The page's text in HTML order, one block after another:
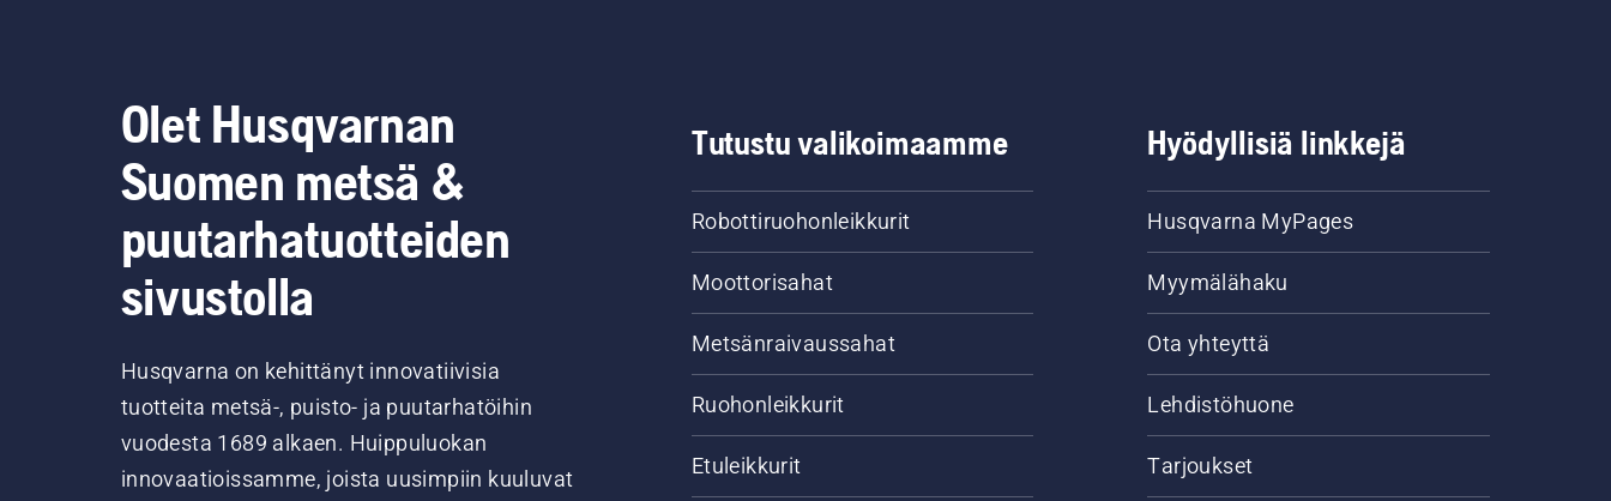
Olet Husqvarnan
Suomen metsä &
puutarhatuotteiden
sivustolla
Husqvarna on kehittänyt innovatiivisia
tuotteita metsä-, puisto- ja puutarhatöihin
vuodesta 1689 alkaen. Huippuluokan
innovaatioissamme, joista uusimpiin kuuluvat
Tutustu valikoimaamme
Robottiruohonleikkurit
Moottorisahat
Metsänraivaussahat
Ruohonleikkurit
Etuleikkurit
Hyödyllisiä linkkejä
Husqvarna MyPages
Myymälähaku
Ota yhteyttä
Lehdistöhuone
Tarjoukset